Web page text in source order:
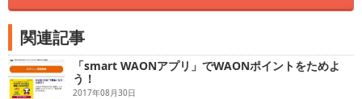
関連記事
「smart WAONアプリ」でWAONポイントをためよ
う！
2017年08月30日